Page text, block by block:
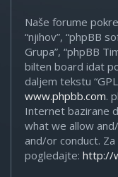
Naše forume
“njihov”, “phpBB
Grupa”, “phpBB
bilten board idat
daljem tekstu
www.phpbb.com.
Internet bazirane
what we allow
and/or conduct.
pogledajte: http://